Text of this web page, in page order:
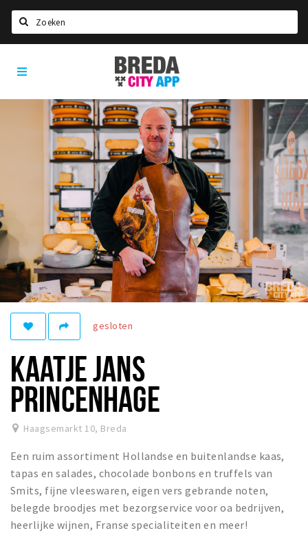
Home
Agenda
Party pics
Nieuws, interviews & blogs
Drinken
Slapen
Recreatief
Winkels
Winkelgebieden
Bezienswaardigheden
Musea, theaters & podia
Uitjes & activiteiten
Toeristische routes
Natuurgebieden
Baroniepoorten
Sport
Breda
City
App
gesloten
KAATJE JANS
PRINCENHAGE
Haagsemarkt 10, Breda
Een ruim assortiment Hollandse en buitenlandse kaas,
tapas en salades, chocolade bonbons en truffels van
Smits, fijne vleeswaren, eigen vers gebrande noten,
belegde broodjes met bezorgservice voor oa bedrijven,
heerlijke wijnen, Franse specialiteiten en meer!